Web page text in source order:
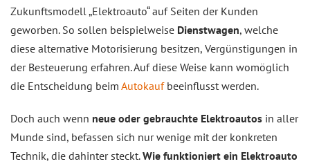
Zukunftsmodell „Elektroauto“ auf Seiten der Kunden
geworben. So sollen beispielweise Dienstwagen, welche
diese alternative Motorisierung besitzen, Vergünstigungen in
der Besteuerung erfahren. Auf diese Weise kann womöglich
die Entscheidung beim Autokaufbeeinflusst werden.
Doch auch wenn neue oder gebrauchte Elektroautos in aller
Munde sind, befassen sich nur wenige mit der konkreten
Technik, die dahinter steckt.Wie funktioniert ein Elektroauto